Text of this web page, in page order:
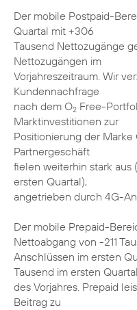
Der mobile Postpaid-
Quartal mit +306
Tausend Nettozugänge
Nettozugängen im
Vorjahreszeitraum. Wir
Kundennachfrage
nach dem O2 Free-
Marktinvestitionen zur
Positionierung der Marke
Partnergeschäft
fielen weiterhin stark aus
ersten Quartal),
angetrieben durch 4G-
Der mobile Prepaid-
Nettoabgang von -211
Anschlüssen im ersten
Tausend im ersten Quartal
des Vorjahres. Prepaid
Beitrag zu